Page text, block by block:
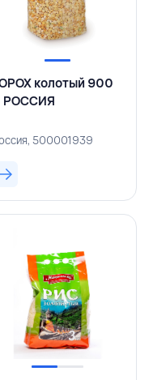
колотый 900
РОССИЯ
500001939